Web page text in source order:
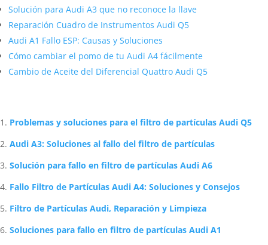
Solución para Audi A3 que no reconoce la llave
Reparación Cuadro de Instrumentos Audi Q5
Audi A1 Fallo ESP: Causas y Soluciones
Cómo cambiar el pomo de tu Audi A4 fácilmente
Cambio de Aceite del Diferencial Quattro Audi Q5
Problemas y soluciones para el filtro de partículas Audi Q5
Audi A3: Soluciones al fallo del filtro de partículas
Solución para fallo en filtro de partículas Audi A6
Fallo Filtro de Partículas Audi A4: Soluciones y Consejos
Filtro de Partículas Audi, Reparación y Limpieza
Soluciones para fallo en filtro de partículas Audi A1